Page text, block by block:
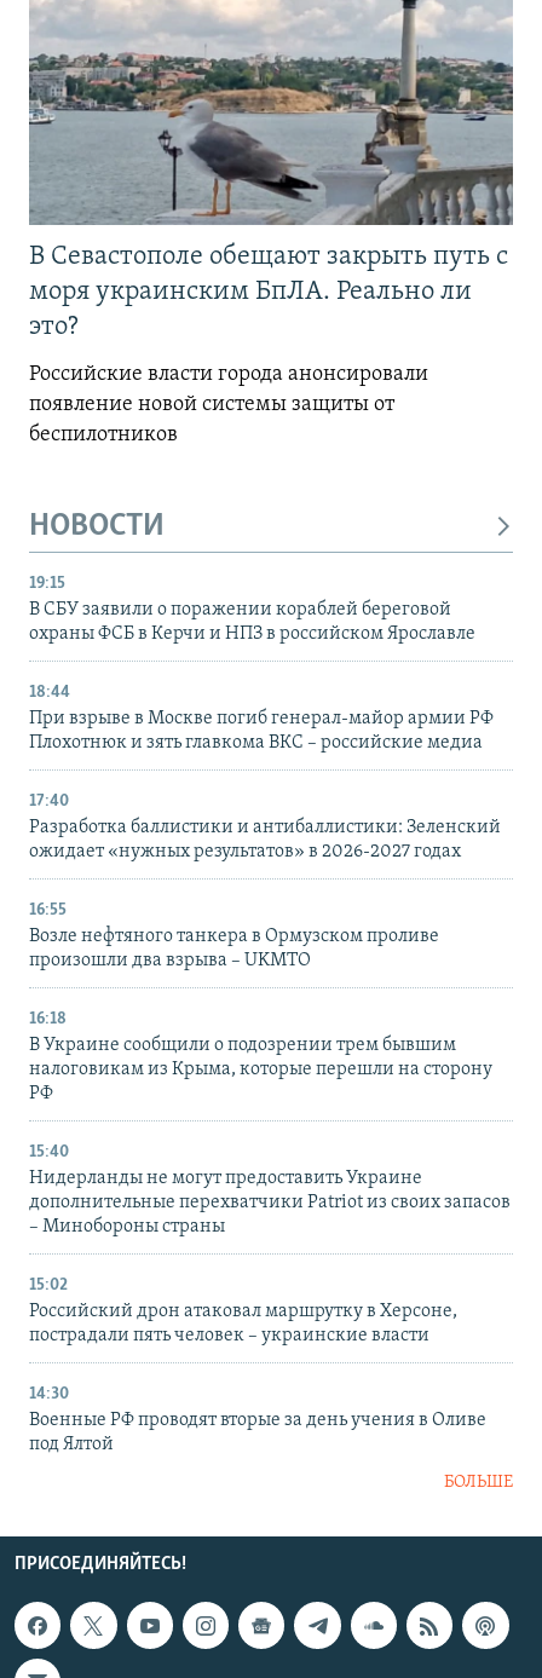
В Севастополе обещают закрыть путь с
моря украинским БпЛА. Реально ли
это?
Российские власти города анонсировали
появление новой системы защиты от
беспилотников
НОВОСТИ
19:15
В СБУ заявили о поражении кораблей береговой
охраны ФСБ в Керчи и НПЗ в российском Ярославле
18:44
При взрыве в Москве погиб генерал-майор армии РФ
Плохотнюк и зять главкома ВКС – российские медиа
17:40
Разработка баллистики и антибаллистики: Зеленский
ожидает «нужных результатов» в 2026-2027 годах
16:55
Возле нефтяного танкера в Ормузском проливе
произошли два взрыва – UKMTO
16:18
В Украине сообщили о подозрении трем бывшим
налоговикам из Крыма, которые перешли на сторону
РФ
15:40
Нидерланды не могут предоставить Украине
дополнительные перехватчики Patriot из своих запасов
– Минобороны страны
15:02
Российский дрон атаковал маршрутку в Херсоне,
пострадали пять человек – украинские власти
14:30
Военные РФ проводят вторые за день учения в Оливе
под Ялтой
БОЛЬШЕ
ПРИСОЕДИНЯЙТЕСЬ!